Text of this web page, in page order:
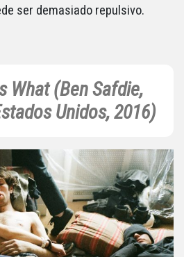
ser demasiado repulsivo.
What (Ben Safdie,
Unidos, 2016)